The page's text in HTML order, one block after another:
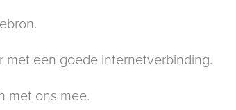
met een goede internetverbinding.
met ons mee.